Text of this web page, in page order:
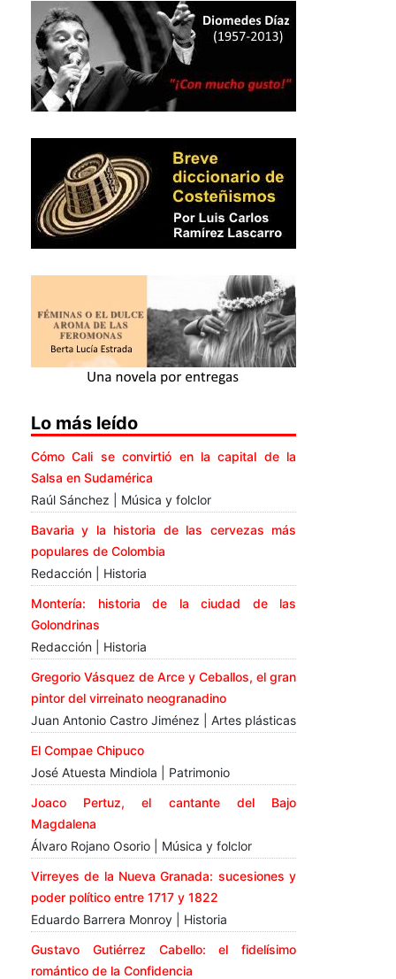
Lo más leído
Cómo Cali se convirtió en la capital de la
Salsa en Sudamérica
Raúl Sánchez | Música y folclor
Bavaria y la historia de las cervezas más
populares de Colombia
Redacción | Historia
Montería: historia de la ciudad de las
Golondrinas
Redacción | Historia
Gregorio Vásquez de Arce y Ceballos, el gran
pintor del virreinato neogranadino
Juan Antonio Castro Jiménez | Artes plásticas
El Compae Chipuco
José Atuesta Mindiola | Patrimonio
Joaco Pertuz, el cantante del Bajo
Magdalena
Álvaro Rojano Osorio | Música y folclor
Virreyes de la Nueva Granada: sucesiones y
poder político entre 1717 y 1822
Eduardo Barrera Monroy | Historia
Gustavo Gutiérrez Cabello: el fidelísimo
romántico de la Confidencia